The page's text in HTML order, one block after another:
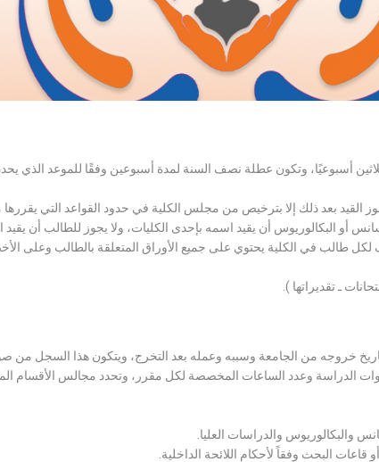
أسبوعيًا، وتكون عطلة نصف السنة لمدة أسبوعين وفقًا للموعد الذي
القيد بعد ذلك إلا بترخيص من مجلس الكلية في حدود القواعد التي
أو البكالوريوس أن يقيد اسمه بإحدى الكليات، ولا يجوز للطالب أن
لكل طالب في الكلية يحتوي على جميع الأوراق المتعلقة بالطالب وعلى
ـ تقديراتها ).
خروجه من الجامعة وسببه وعمله بعد التخرج، ويتكون هذا السجل من
سنوات الدراسة وعدد الساعات المخصصة لكل مقرر، وتحدد مجالس
والبكالوريوس والدراسات العليا.
البحث وفقاً لأحكام اللائحة الداخلية.